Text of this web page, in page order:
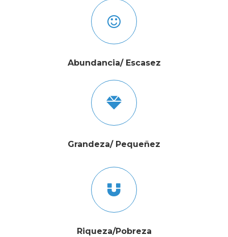
Abundancia/ Escasez
Grandeza/ Pequeñez
Riqueza/Pobreza